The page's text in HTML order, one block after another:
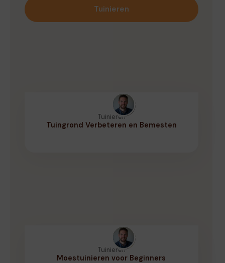
Tuinieren
Tuinieren
Tuingrond Verbeteren en Bemesten
Tuinieren
Moestuinieren voor Beginners